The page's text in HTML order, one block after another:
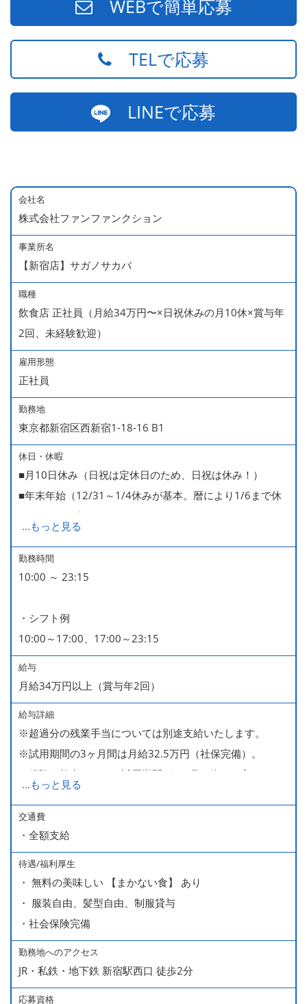
WEBで簡単応募
TELで応募
LINEで応募
会社名
株式会社ファンファンクション
事業所名
【新宿店】サガノサカバ
職種
飲食店 正社員（月給34万円〜×日祝休みの月10休×賞与年
2回、未経験歓迎）
雇用形態
正社員
勤務地
東京都新宿区西新宿1-18-16 B1
休日・休暇
■月10日休み（日祝は定休日のため、日祝は休み！）
■年末年始（12/31～1/4休みが基本。暦により1/6まで休
みなどもございます）
■GW・お盆（暦通り）
■有給休暇
■慶弔休暇
率100％ ＊2023～2025年実績）
...もっと見る
勤務時間
10:00 ～ 23:15
・シフト例
10:00～17:00、17:00～23:15
給与
月給34万円以上（賞与年2回）
給与詳細
※超過分の残業手当については別途支給いたします。
※試用期間の3ヶ月間は月給32.5万円（社保完備）。
経験・能力により、試用期間が1ヶ月で終わる方もいま
す。
※上記月給には、一律支給のみなし残業手当（月65時間
分・10万円）を含んでいます。
■ 昇給（随時）
■ 賞与 年２回（夏・秋）約１ヶ月分
■ インセンティブ制度（月額約4万円～20万円）
＊店長・料理長候補・統括店長・統括料理長候補の場合
＜給与モデル＞
450万円／社員（20代・入社1年目・入籍予定のパートナ
...もっと見る
交通費
・全額支給
待遇/福利厚生
・ 無料の美味しい 【まかない食】 あり
・ 服装自由、髪型自由、制服貸与
・社会保険完備
勤務地へのアクセス
JR・私鉄・地下鉄 新宿駅西口 徒歩2分
応募資格